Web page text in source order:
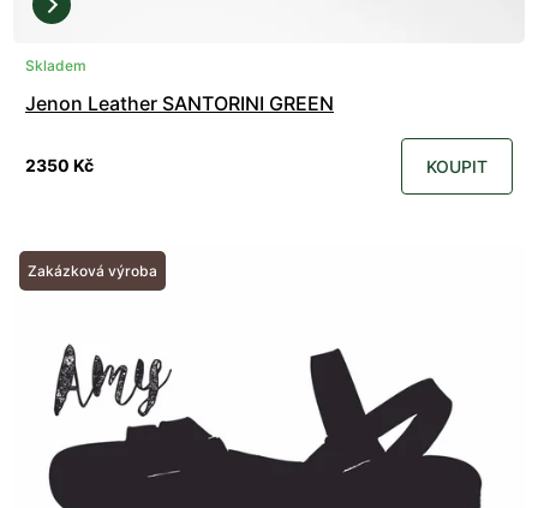
Skladem
Jenon Leather SANTORINI GREEN
2350 Kč KOUPIT
Zakázková výroba